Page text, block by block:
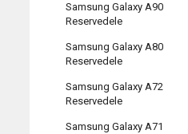
Samsung Galaxy A90
Reservedele
Samsung Galaxy A80
Reservedele
Samsung Galaxy A72
Reservedele
Samsung Galaxy A71